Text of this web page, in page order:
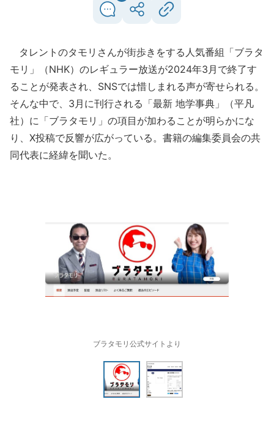
タレントのタモリさんが街歩きをする人気番組「ブラタ
モリ」（NHK）のレギュラー放送が2024年3月で終了す
ることが発表され、SNSでは惜しまれる声が寄せられる。
そんな中で、3月に刊行される「最新 地学事典」（平凡
社）に「ブラタモリ」の項目が加わることが明らかにな
り、X投稿で反響が広がっている。書籍の編集委員会の共
同代表に経緯を聞いた。
ブラタモリ公式サイトより